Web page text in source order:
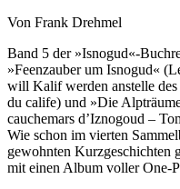
Von Frank Drehmel
Band 5 der »Isnogud«-
»Feenzauber um Isnogud«
will Kalif werden anstelle
du calife) und »Die
cauchemars d’Iznogoud –
Wie schon im vierten
gewohnten Kurzgeschichten
mit einen Album voller One-